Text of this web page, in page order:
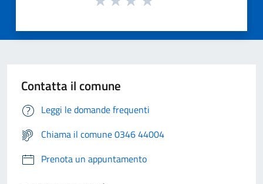
Contatta il comune
Leggi le domande frequenti
Chiama il comune 0346 44004
Prenota un appuntamento